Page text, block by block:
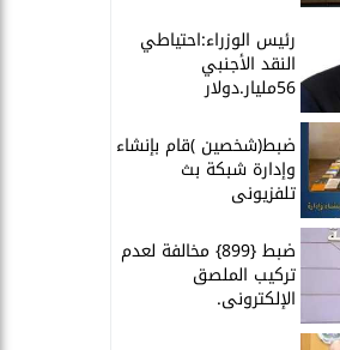
رئيس الوزراء:احتياطي
النقد الأجنبي
56مليار.دولار
ضبط(شخصين )قام بإنشاء
وإدارة شبكة بث
تلفزيونى
ضبط {899} مخالفة لعدم
تركيب الملصق
الإلكترونى.